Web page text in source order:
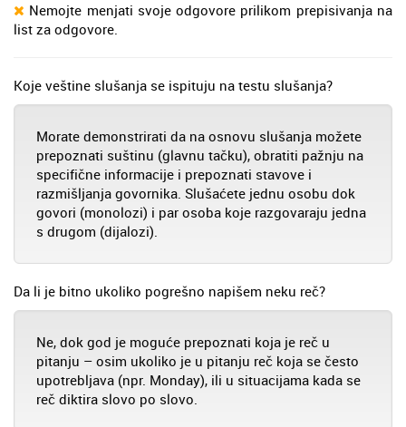
Nemojte menjati svoje odgovore prilikom prepisivanja na
list za odgovore.
Koje veštine slušanja se ispituju na testu slušanja?
Morate demonstrirati da na osnovu slušanja možete
prepoznati suštinu (glavnu tačku), obratiti pažnju na
specifične informacije i prepoznati stavove i
razmišljanja govornika. Slušaćete jednu osobu dok
govori (monolozi) i par osoba koje razgovaraju jedna
s drugom (dijalozi).
Da li je bitno ukoliko pogrešno napišem neku reč?
Ne, dok god je moguće prepoznati koja je reč u
pitanju – osim ukoliko je u pitanju reč koja se često
upotrebljava (npr. Monday), ili u situacijama kada se
reč diktira slovo po slovo.